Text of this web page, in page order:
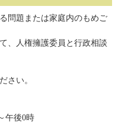
問題または家庭内のもめご
、人権擁護委員と行政相談
さい。
後0時